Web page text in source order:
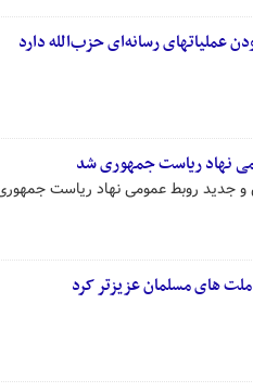
عملیاتهای رسانه‌ای حزب‌الله دارد
نهاد ریاست جمهوری شد
جدید روبط عمومی نهاد ریاست
های مسلمان عزیزتر کرد